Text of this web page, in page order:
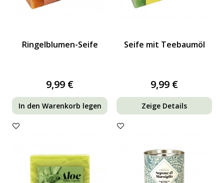
Ringelblumen-Seife
9,99 €
In den Warenkorb legen
Seife mit Teebaumöl
9,99 €
Zeige Details